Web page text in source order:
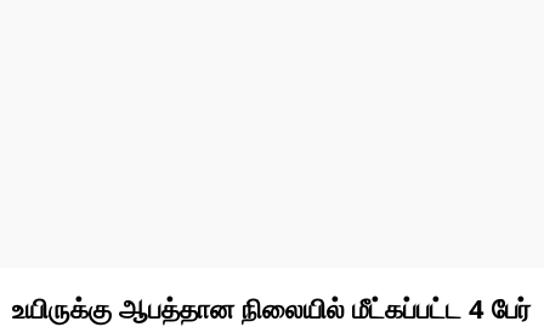
உயிருக்கு ஆபத்தான நிலையில் மீட்கப்பட்ட 4 பேர்